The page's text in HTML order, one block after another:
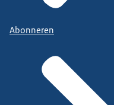
Abonneren